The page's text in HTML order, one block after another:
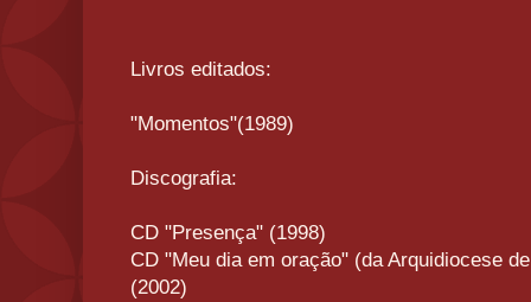
Livros editados:
"Momentos"(1989)
Discografia:
CD "Presença" (1998)
CD "Meu dia em oração" (da Arquidiocese
(2002)